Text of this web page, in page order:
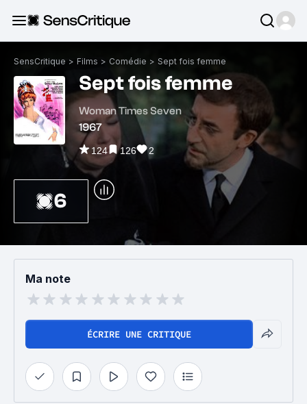
SensCritique > Films > Comédie > Sept fois femme
Sept fois femme
Woman Times Seven
1967
124 126 2
6
Ma note
ÉCRIRE UNE CRITIQUE